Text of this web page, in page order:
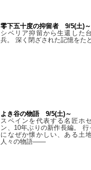
零下五十度の抑留者 9/5(土)～
シベリア抑留から生還した
兵。 深く閉ざされた記憶をた
よき谷の物語 9/5(土)～
スペインを代表する名匠ホ
ン、10年ぶりの新作長編。
になぜか懐かしい、ある土
人々の物語――